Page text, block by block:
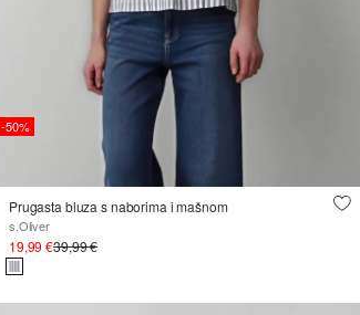
-50%
Prugasta bluza s naborima i mašnom
s.Oliver
19,99 €39,99 €